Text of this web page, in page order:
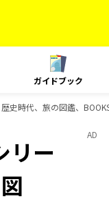
ガイドブック
時代、旅の図鑑、
リー
AD